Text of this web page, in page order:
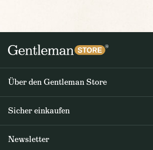
Über den Gentleman Store
Journal
Sicher einkaufen
Newsletter